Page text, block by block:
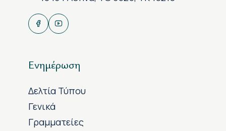
Ενημέρωση
Δελτία Τύπου
Γενικά
Γραμματείες